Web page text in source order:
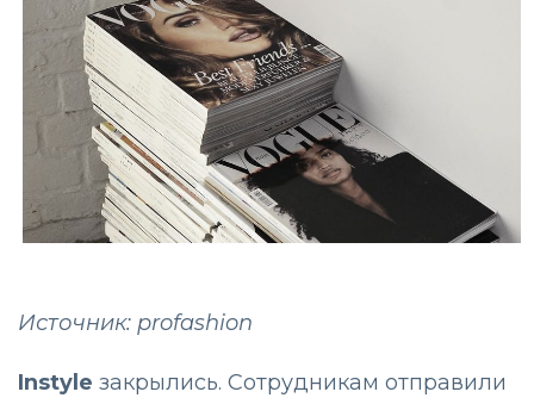
Источник: profashion
Instyle закрылись. Сотрудникам отправили